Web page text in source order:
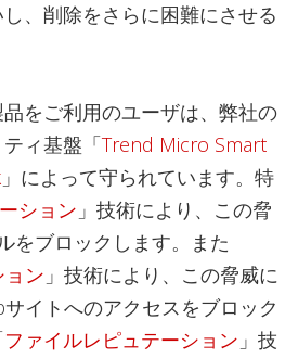
、削除をさらに困難にさせる
をご利用のユーザは、弊社の
ィ基盤「Trend Micro Smart
」によって守られています。特
ション 」技術により、この脅
をブロックします。また
ン 」技術により、この脅威に
イトへのアクセスをブロック
ファイルレピュテーション 」技